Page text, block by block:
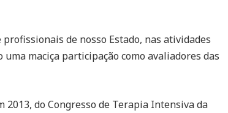
de nosso Estado, nas atividades
maciça participação como avaliadores das
2013, do Congresso de Terapia Intensiva da